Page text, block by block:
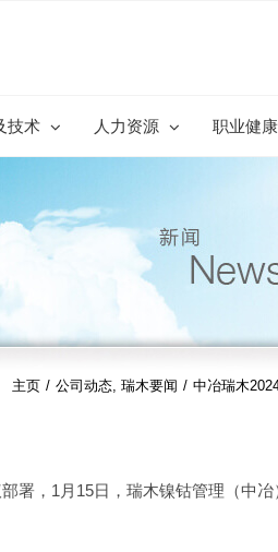
技术 人力资源 职业健
主页 / 公司动态, 瑞木要闻 / 中冶瑞木
署，1月15日，瑞木镍钴管理（中